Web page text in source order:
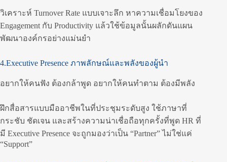
วิเคราะห์ Turnover Rate แบบเจาะลึก หาความเชื่อมโยงของ
Engagement กับ Productivity แล้วใช้ข้อมูลนั้นผลักดันแผน
พัฒนาองค์กรอย่างแม่นยำ
4.Executive Presence ภาพลักษณ์และพลังของผู้นำ
อยากให้คนฟัง ต้องกล้าพูด อยากให้คนทำตาม ต้องมีพลัง
ฝึกสื่อสารแบบมืออาชีพในที่ประชุมระดับสูง ใช้ภาษาที่
กระชับ ชัดเจน และสร้างความน่าเชื่อถือทุกครั้งที่พูด HR ที่
มี Executive Presence จะถูกมองว่าเป็น “Partner” ไม่ใช่แค่
“Support”